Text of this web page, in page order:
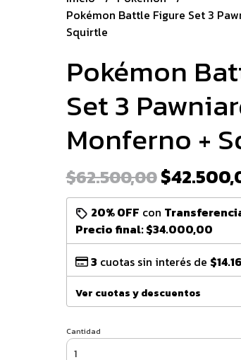
Pokémon Battle Figure Set 3
Squirtle
Pokémon
Set 3
Monferno +
$62.500,00
20% OFF con
Precio final:$34.000,00
3 cuotas sin interés de
Ver cuotas y descuentos
Cantidad